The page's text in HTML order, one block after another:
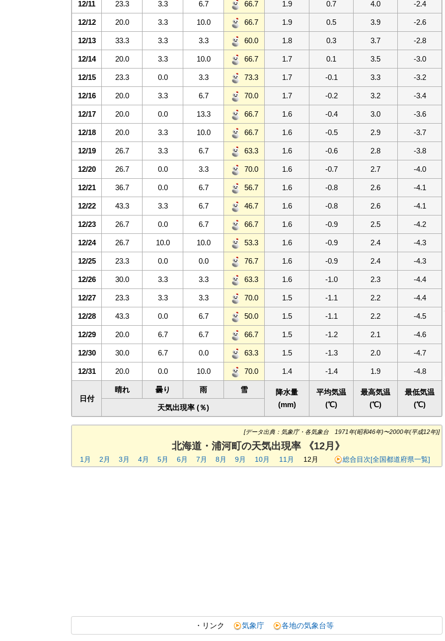
12/11 23.3 3.3 6.7 66.7 1.9 0.7 4.0 -2.4
12/12 20.0 3.3 10.0 66.7 1.9 0.5 3.9 -2.6
12/13 33.3 3.3 3.3 60.0 1.8 0.3 3.7 -2.8
12/14 20.0 3.3 10.0 66.7 1.7 0.1 3.5 -3.0
12/15 23.3 0.0 3.3 73.3 1.7 -0.1 3.3 -3.2
12/16 20.0 3.3 6.7 70.0 1.7 -0.2 3.2 -3.4
12/17 20.0 0.0 13.3 66.7 1.6 -0.4 3.0 -3.6
12/18 20.0 3.3 10.0 66.7 1.6 -0.5 2.9 -3.7
12/19 26.7 3.3 6.7 63.3 1.6 -0.6 2.8 -3.8
12/20 26.7 0.0 3.3 70.0 1.6 -0.7 2.7 -4.0
12/21 36.7 0.0 6.7 56.7 1.6 -0.8 2.6 -4.1
12/22 43.3 3.3 6.7 46.7 1.6 -0.8 2.6 -4.1
12/23 26.7 0.0 6.7 66.7 1.6 -0.9 2.5 -4.2
12/24 26.7 10.0 10.0 53.3 1.6 -0.9 2.4 -4.3
12/25 23.3 0.0 0.0 76.7 1.6 -0.9 2.4 -4.3
12/26 30.0 3.3 3.3 63.3 1.6 -1.0 2.3 -4.4
12/27 23.3 3.3 3.3 70.0 1.5 -1.1 2.2 -4.4
12/28 43.3 0.0 6.7 50.0 1.5 -1.1 2.2 -4.5
12/29 20.0 6.7 6.7 66.7 1.5 -1.2 2.1 -4.6
12/30 30.0 6.7 0.0 63.3 1.5 -1.3 2.0 -4.7
12/31 20.0 0.0 10.0 70.0 1.4 -1.4 1.9 -4.8
日付
晴れ 曇り 雨 雪
降水量
(mm)
平均気温
(℃)
最高気温
(℃)
最低気温
(℃)
天気出現率 (％)
[データ出典：気象庁・各気象台 1971年(昭和46年)〜2000年(平成12年)]
北海道・浦河町の天気出現率 《12月》
1月 2月 3月 4月 5月 6月 7月 8月 9月 10月 11月 12月 総合目次[全国都道府県一覧]
・リンク 気象庁 各地の気象台等